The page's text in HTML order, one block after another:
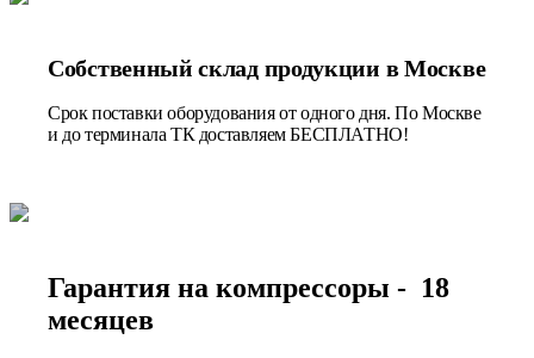
Собственный склад продукции в Москве
Срок поставки оборудования от одного дня. По Москве
и до терминала ТК доставляем БЕСПЛАТНО!
Гарантия на компрессоры - 18
месяцев